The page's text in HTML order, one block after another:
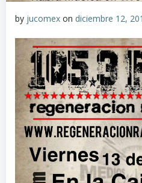
by jucomex on diciembre 12,